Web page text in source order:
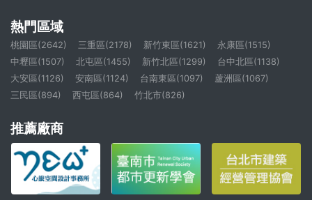
熱門區域
桃園區(2642) 三重區(2178) 新竹東區(1621)
永康區(1515)
中壢區(1507)
北屯區(1455) 新竹北區(1299)
台中北區(1138)
大安區(1126)
安南區(1124) 台南東區(1097)
蘆洲區(1067)
三民區(894)
西屯區(864) 竹北市(826)
推薦廠商